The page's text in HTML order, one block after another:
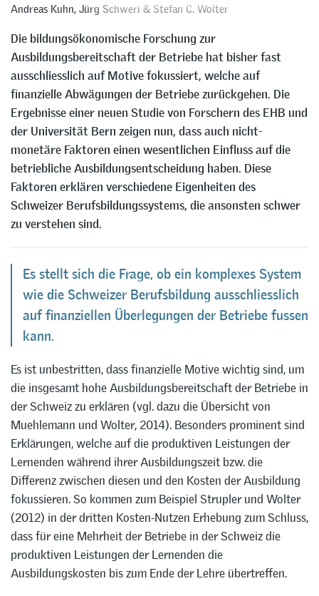
Andreas Kuhn, Jürg Schweri & Stefan C. Wolter
Die bildungsökonomische Forschung zur
Ausbildungsbereitschaft der Betriebe hat bisher fast
ausschliesslich auf Motive fokussiert, welche auf
finanzielle Abwägungen der Betriebe zurückgehen. Die
Ergebnisse einer neuen Studie von Forschern des EHB und
der Universität Bern zeigen nun, dass auch nicht-
monetäre Faktoren einen wesentlichen Einfluss auf die
betriebliche Ausbildungsentscheidung haben. Diese
Faktoren erklären verschiedene Eigenheiten des
Schweizer Berufsbildungssystems, die ansonsten schwer
zu verstehen sind.
Es stellt sich die Frage, ob ein komplexes System
wie die Schweizer Berufsbildung ausschliesslich
auf finanziellen Überlegungen der Betriebe fussen
kann.
Es ist unbestritten, dass finanzielle Motive wichtig sind, um
die insgesamt hohe Ausbildungsbereitschaft der Betriebe in
der Schweiz zu erklären (vgl. dazu die Übersicht von
Muehlemann und Wolter, 2014). Besonders prominent sind
Erklärungen, welche auf die produktiven Leistungen der
Lernenden während ihrer Ausbildungszeit bzw. die
Differenz zwischen diesen und den Kosten der Ausbildung
fokussieren. So kommen zum Beispiel Strupler und Wolter
(2012) in der dritten Kosten-Nutzen Erhebung zum Schluss,
dass für eine Mehrheit der Betriebe in der Schweiz die
produktiven Leistungen der Lernenden die
Ausbildungskosten bis zum Ende der Lehre übertreffen.